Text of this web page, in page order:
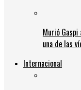
Murió
una de las
Internacional